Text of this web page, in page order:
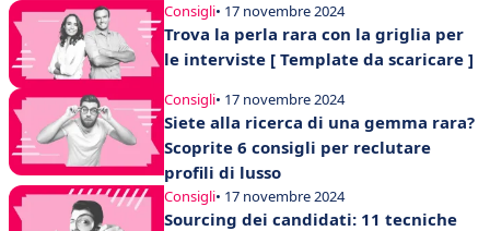
nell'azienda
Consigli• 17 novembre 2024
Trova la perla rara con la griglia per
le interviste [ Template da scaricare ]
Consigli• 17 novembre 2024
Siete alla ricerca di una gemma rara?
Scoprite 6 consigli per reclutare
profili di lusso
Consigli• 17 novembre 2024
Sourcing dei candidati: 11 tecniche